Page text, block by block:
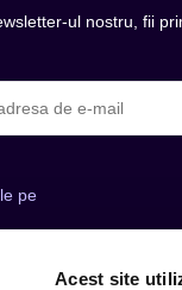
Acest site
ul nostru, fii
pe